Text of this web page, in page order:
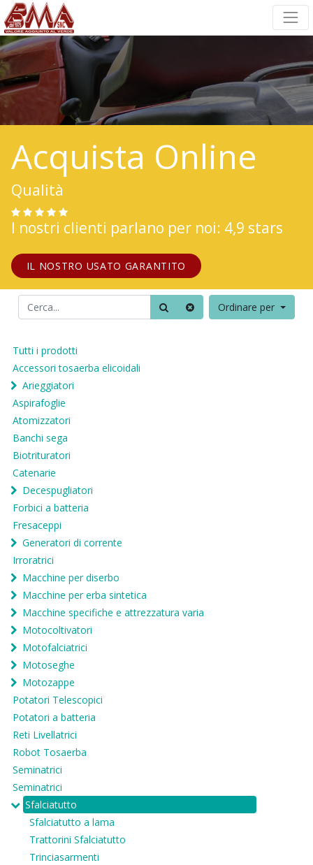
Acquista Online
Qualità
I nostri clienti parlano per noi: 4,9 stars
IL NOSTRO USATO GARANTITO
Ordinare per
Tutti i prodotti
Accessori tosaerba elicoidali
Arieggiatori
Aspirafoglie
Atomizzatori
Banchi sega
Biotrituratori
Catenarie
Decespugliatori
Forbici a batteria
Fresaceppi
Generatori di corrente
Irroratrici
Macchine per diserbo
Macchine per erba sintetica
Macchine specifiche e attrezzatura varia
Motocoltivatori
Motofalciatrici
Motoseghe
Motozappe
Potatori Telescopici
Potatori a batteria
Reti Livellatrici
Robot Tosaerba
Seminatrici
Seminatrici
Sfalciatutto
Sfalciatutto a lama
Trattorini Sfalciatutto
Trinciasarmenti